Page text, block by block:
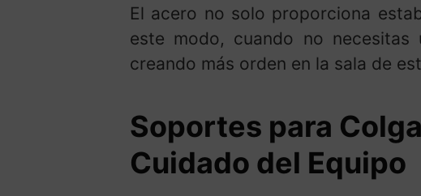
El acero no solo proporciona
este modo, cuando no
creando más orden en la sala de
Soportes para
Cuidado del Equipo